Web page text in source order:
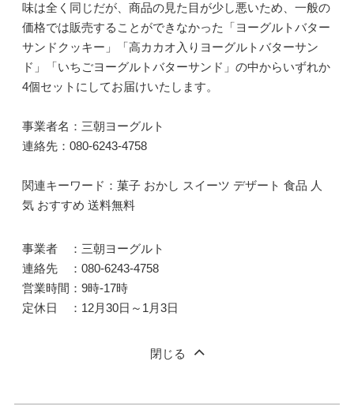
味は全く同じだが、商品の見た目が少し悪いため、一般の
価格では販売することができなかった「ヨーグルトバター
サンドクッキー」「高カカオ入りヨーグルトバターサン
ド」「いちごヨーグルトバターサンド」の中からいずれか
4個セットにしてお届けいたします。
事業者名：三朝ヨーグルト
連絡先：080-6243-4758
関連キーワード：菓子 おかし スイーツ デザート 食品 人
気 おすすめ 送料無料
事業者 ：三朝ヨーグルト
連絡先 ：080-6243-4758
営業時間：9時-17時
定休日 ：12月30日～1月3日
閉じる